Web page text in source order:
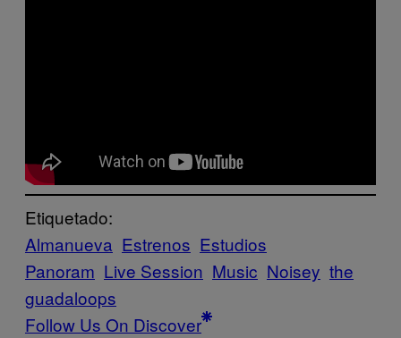
Etiquetado:
Almanueva Estrenos Estudios
Panoram Live Session Music Noisey the
guadaloops
Follow Us On Discover